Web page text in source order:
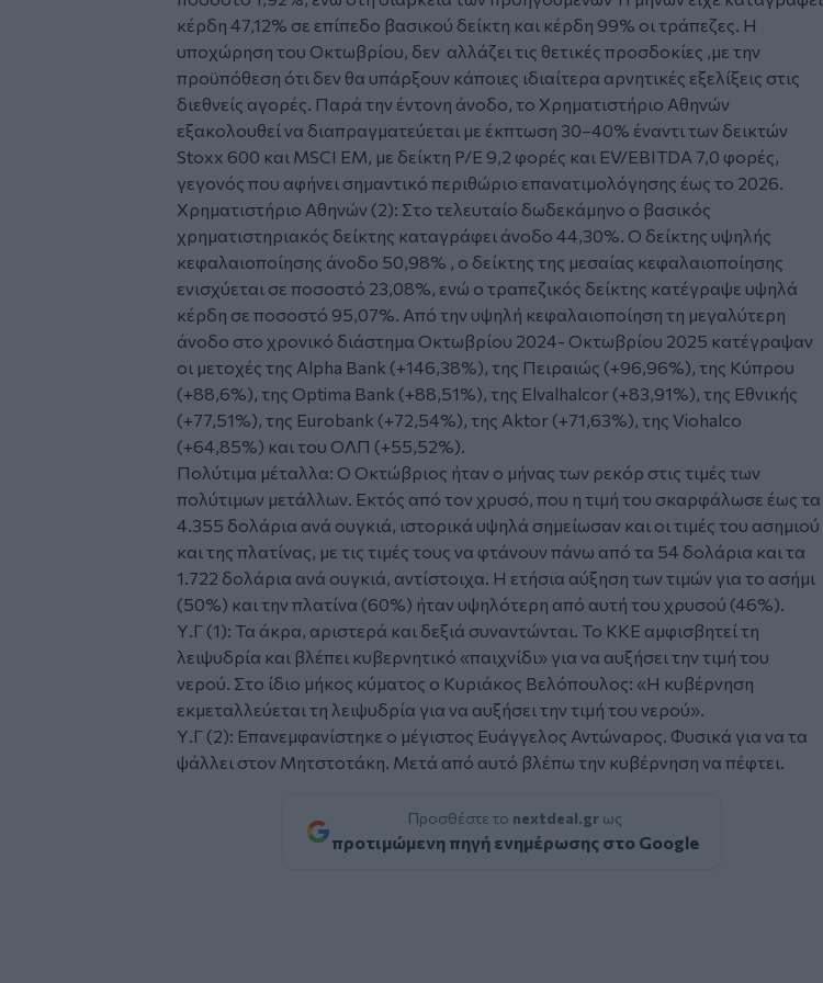
κέρδη 47,12% σε επίπεδο βασικού δείκτη και κέρδη 99% οι τράπεζες. Η
υποχώρηση του Οκτωβρίου, δεν αλλάζει τις θετικές προσδοκίες ,με την
προϋπόθεση ότι δεν θα υπάρξουν κάποιες ιδιαίτερα αρνητικές εξελίξεις στις
διεθνείς αγορές. Παρά την έντονη άνοδο, το Χρηματιστήριο Αθηνών
εξακολουθεί να διαπραγματεύεται με έκπτωση 30–40% έναντι των δεικτών
Stoxx 600 και MSCI EM, με δείκτη P/E 9,2 φορές και EV/EBITDA 7,0 φορές,
γεγονός που αφήνει σημαντικό περιθώριο επανατιμολόγησης έως το 2026.
Χρηματιστήριο Αθηνών (2): Στο τελευταίο δωδεκάμηνο ο βασικός
χρηματιστηριακός δείκτης καταγράφει άνοδο 44,30%. Ο δείκτης υψηλής
κεφαλαιοποίησης άνοδο 50,98% , ο δείκτης της μεσαίας κεφαλαιοποίησης
ενισχύεται σε ποσοστό 23,08%, ενώ ο τραπεζικός δείκτης κατέγραψε υψηλά
κέρδη σε ποσοστό 95,07%. Από την υψηλή κεφαλαιοποίηση τη μεγαλύτερη
άνοδο στο χρονικό διάστημα Οκτωβρίου 2024- Οκτωβρίου 2025 κατέγραψαν
οι μετοχές της Alpha Bank (+146,38%), της Πειραιώς (+96,96%), της Κύπρου
(+88,6%), της Optima Bank (+88,51%), της Elvalhalcor (+83,91%), της Εθνικής
(+77,51%), της Eurobank (+72,54%), της Aktor (+71,63%), της Viohalco
(+64,85%) και του ΟΛΠ (+55,52%).
Πολύτιμα μέταλλα: Ο Οκτώβριος ήταν ο μήνας των ρεκόρ στις τιμές των
πολύτιμων μετάλλων. Εκτός από τον χρυσό, που η τιμή του σκαρφάλωσε έως τα
4.355 δολάρια ανά ουγκιά, ιστορικά υψηλά σημείωσαν και οι τιμές του ασημιού
και της πλατίνας, με τις τιμές τους να φτάνουν πάνω από τα 54 δολάρια και τα
1.722 δολάρια ανά ουγκιά, αντίστοιχα. Η ετήσια αύξηση των τιμών για το ασήμι
(50%) και την πλατίνα (60%) ήταν υψηλότερη από αυτή του χρυσού (46%).
Υ.Γ (1): Τα άκρα, αριστερά και δεξιά συναντώνται. Το ΚΚΕ αμφισβητεί τη
λειψυδρία και βλέπει κυβερνητικό «παιχνίδι» για να αυξήσει την τιμή του
νερού. Στο ίδιο μήκος κύματος ο Κυριάκος Βελόπουλος: «Η κυβέρνηση
εκμεταλλεύεται τη λειψυδρία για να αυξήσει την τιμή του νερού».
Υ.Γ (2): Επανεμφανίστηκε ο μέγιστος Ευάγγελος Αντώναρος. Φυσικά για να τα
ψάλλει στον Μητστοτάκη. Μετά από αυτό βλέπω την κυβέρνηση να πέφτει.
Προσθέστε το nextdeal.grως
προτιμώμενη πηγή ενημέρωσης στο Google